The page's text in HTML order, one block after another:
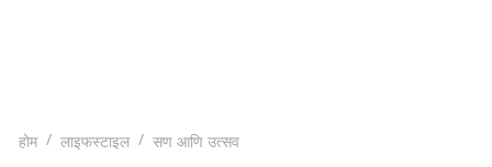
होम लाइफस्टाइल सण आणि उत्सव